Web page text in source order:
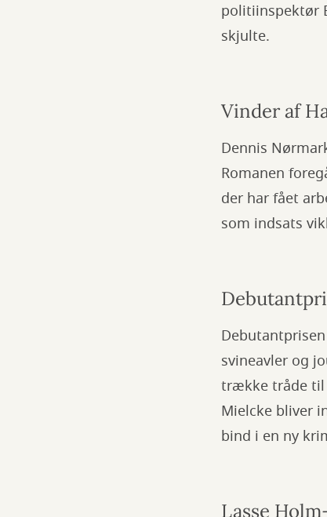
politiinspektør
skjulte.
Vinder af
Dennis
Romanen
der har fået
som indsats
svineavler og
trække tråde til
Mielcke bliver
bind i en ny
Lasse